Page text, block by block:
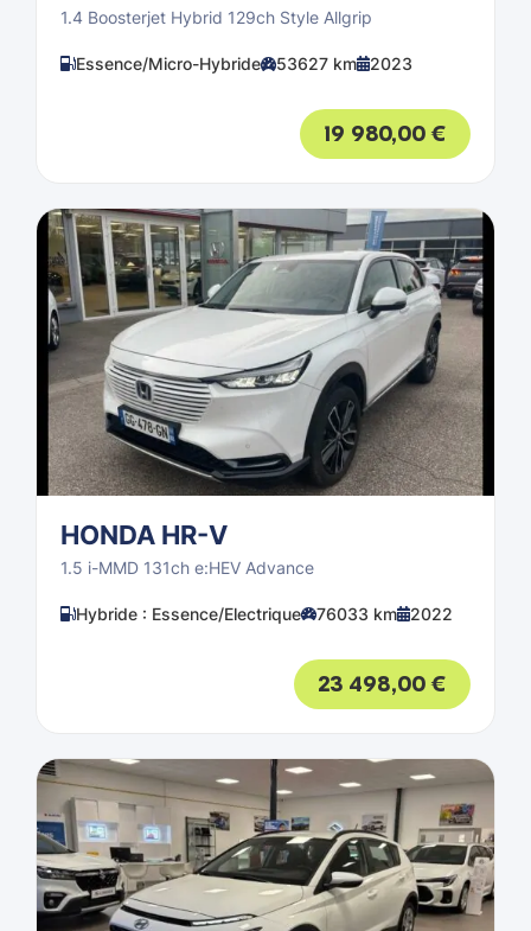
1.4 Boosterjet Hybrid 129ch Style Allgrip
Essence/Micro-Hybride 53627 km 2023
19 980,00€
HONDA HR-V
1.5 i-MMD 131ch e:HEV Advance
Hybride : Essence/Electrique 76033 km 2022
23 498,00€